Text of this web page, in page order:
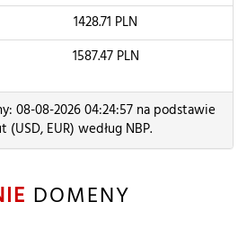
1428.71 PLN
1587.47PLN
08-08-2026 04:24:57 na podstawie
(USD, EUR) według NBP.
DOMENY